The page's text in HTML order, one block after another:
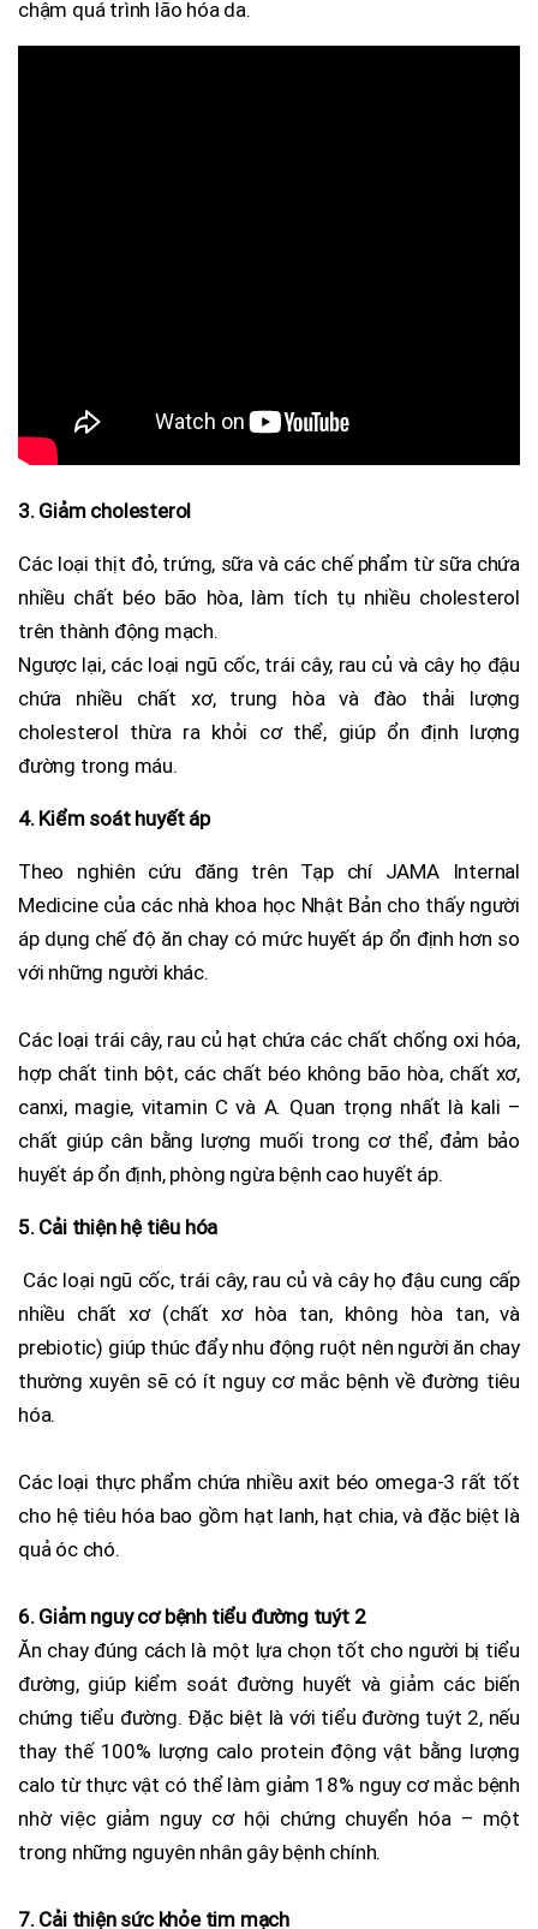
chậm quá trình lão hóa da.
3. Giảm cholesterol
Các loại thịt đỏ, trứng, sữa và các chế phẩm từ sữa chứa
nhiều chất béo bão hòa, làm tích tụ nhiều cholesterol
trên thành động mạch.
Ngược lại, các loại ngũ cốc, trái cây, rau củ và cây họ đậu
chứa nhiều chất xơ, trung hòa và đào thải lượng
cholesterol thừa ra khỏi cơ thể, giúp ổn định lượng
đường trong máu.
4. Kiểm soát huyết áp
Theo nghiên cứu đăng trên Tạp chí JAMA Internal
Medicine của các nhà khoa học Nhật Bản cho thấy người
áp dụng chế độ ăn chay có mức huyết áp ổn định hơn so
với những người khác.
Các loại trái cây, rau củ hạt chứa các chất chống oxi hóa,
hợp chất tinh bột, các chất béo không bão hòa, chất xơ,
canxi, magie, vitamin C và A. Quan trọng nhất là kali –
chất giúp cân bằng lượng muối trong cơ thể, đảm bảo
huyết áp ổn định, phòng ngừa bệnh cao huyết áp.
5. Cải thiện hệ tiêu hóa
Các loại ngũ cốc, trái cây, rau củ và cây họ đậu cung cấp
nhiều chất xơ (chất xơ hòa tan, không hòa tan, và
prebiotic) giúp thúc đẩy nhu động ruột nên người ăn chay
thường xuyên sẽ có ít nguy cơ mắc bệnh về đường tiêu
hóa.
Các loại thực phẩm chứa nhiều axit béo omega-3 rất tốt
cho hệ tiêu hóa bao gồm hạt lanh, hạt chia, và đặc biệt là
quả óc chó.
6. Giảm nguy cơ bệnh tiểu đường tuýt 2
Ăn chay đúng cách là một lựa chọn tốt cho người bị tiểu
đường, giúp kiểm soát đường huyết và giảm các biến
chứng tiểu đường. Đặc biệt là với tiểu đường tuýt 2, nếu
thay thế 100% lượng calo protein động vật bằng lượng
calo từ thực vật có thể làm giảm 18% nguy cơ mắc bệnh
nhờ việc giảm nguy cơ hội chứng chuyển hóa – một
trong những nguyên nhân gây bệnh chính.
7. Cải thiện sức khỏe tim mạch